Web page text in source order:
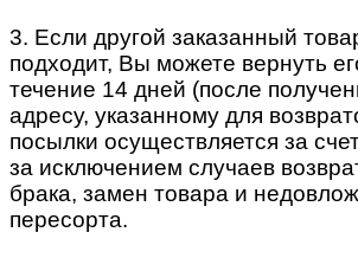
3. Если другой заказанный
подходит, Вы можете вернуть
течение 14 дней (после
адресу, указанному для
посылки осуществляется за
за исключением случаев
брака, замен товара и
пересорта.